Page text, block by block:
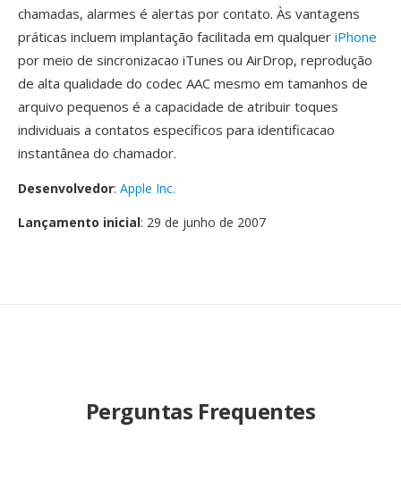
chamadas, alarmes é alertas por contato. Às vantagens
práticas incluem implantação facilitada em qualquer iPhone
por meio de sincronizacao iTunes ou AirDrop, reprodução
de alta qualidade do codec AAC mesmo em tamanhos de
arquivo pequenos é a capacidade de atribuir toques
individuais a contatos específicos para identificacao
instantânea do chamador.
Desenvolvedor: Apple Inc.
Lançamento inicial: 29 de junho de 2007
Perguntas Frequentes